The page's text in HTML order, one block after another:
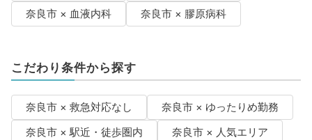
奈良市 × 血液内科
奈良市 × 膠原病科
こだわり条件から探す
奈良市 × 救急対応なし
奈良市 × ゆったりめ勤務
奈良市 × 駅近・徒歩圏内
奈良市 × 人気エリア